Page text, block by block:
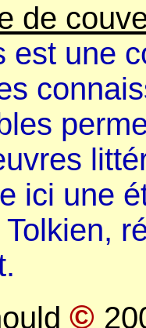
de
est une
ici une
©